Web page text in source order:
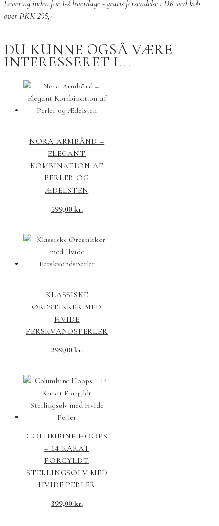
Levering inden for 1-2 hverdage - gratis forsendelse i DK ved køb
over DKK 295,-
DU KUNNE OGSÅ VÆRE
INTERESSERET I...
NORA ARMBÅND –
ELEGANT
KOMBINATION AF
PERLER OG
ÆDELSTEN
599,00 kr.
KLASSISKE
ØRESTIKKER MED
HVIDE
FERSKVANDSPERLER
299,00 kr.
COLUMBINE HOOPS
– 14 KARAT
FORGYLDT
STERLINGSØLV MED
HVIDE PERLER
399,00 kr.